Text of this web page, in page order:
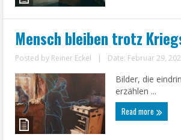
Mensch bleiben trotz
Posted by Reiner Eckel | Date: Februar 29,
Bilder, die
erzählen ...
Read more